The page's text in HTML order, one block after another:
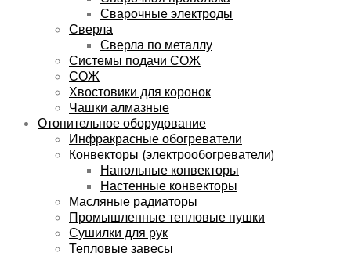
Сварочные электроды
Сверла
Сверла по металлу
Системы подачи СОЖ
СОЖ
Хвостовики для коронок
Чашки алмазные
Отопительное оборудование
Инфракрасные обогреватели
Конвекторы (электрообогреватели)
Напольные конвекторы
Настенные конвекторы
Масляные радиаторы
Промышленные тепловые пушки
Сушилки для рук
Тепловые завесы